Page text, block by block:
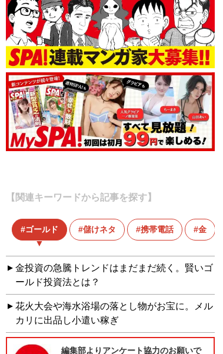
【関連キーワードから記事を探す】
ゴールド 儲けネタ 携帯電話 金
金投資の急騰トレンドはまだまだ続く。賢いゴ
ールド投資法とは？
花火大会や海水浴場の落とし物がお宝に。メル
カリに出品し小遣い稼ぎ